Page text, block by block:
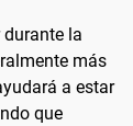
la
más
a estar
que